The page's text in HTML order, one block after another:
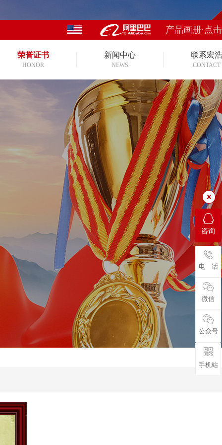
产品画册·点
荣誉证书
HONOR
新闻中心
NEWS
联系宏浩
CONTACT
咨询
电 话
微信
公众号
手机站